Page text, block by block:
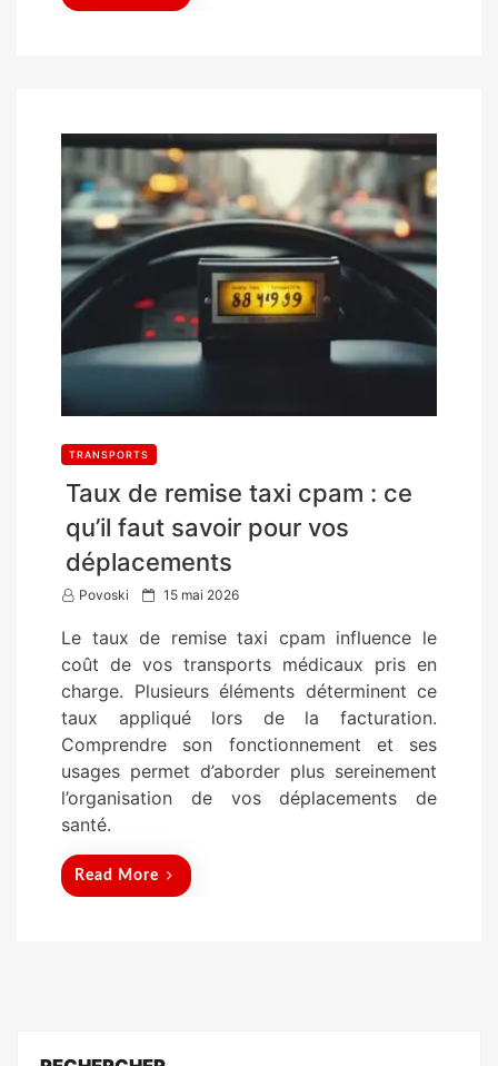
TRANSPORTS
Taux de remise taxi cpam : ce
qu’il faut savoir pour vos
déplacements
Povoski
P
s
t
e
d
o
n
15 mai 2026
Le taux de remise taxi cpam influence le
coût de vos transports médicaux pris en
charge. Plusieurs éléments déterminent ce
taux appliqué lors de la facturation.
Comprendre son fonctionnement et ses
usages permet d’aborder plus sereinement
l’organisation de vos déplacements de
santé.
Read More